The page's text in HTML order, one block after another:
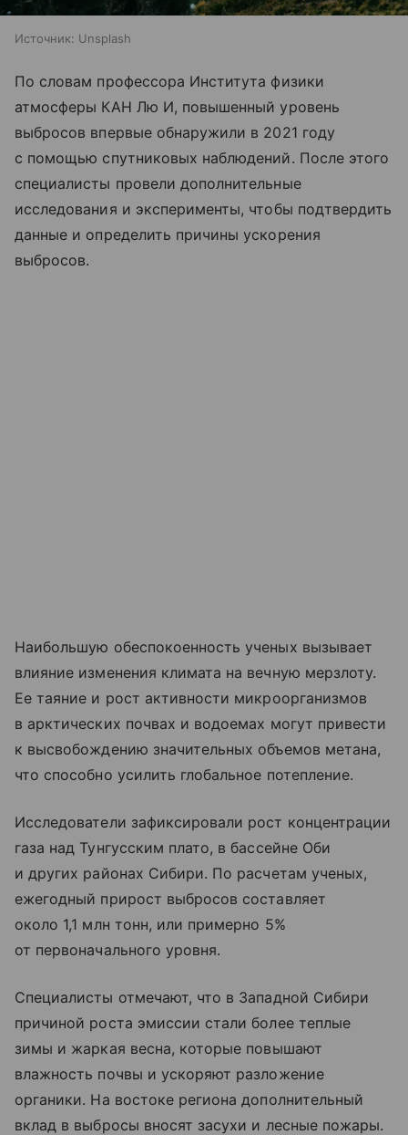
Источник: Unsplash
По словам профессора Института физики
атмосферы КАН Лю И, повышенный уровень
выбросов впервые обнаружили в 2021 году
с помощью спутниковых наблюдений. После этого
специалисты провели дополнительные
исследования и эксперименты, чтобы подтвердить
данные и определить причины ускорения
выбросов.
Наибольшую обеспокоенность ученых вызывает
влияние изменения климата на вечную мерзлоту.
Ее таяние и рост активности микроорганизмов
в арктических почвах и водоемах могут привести
к высвобождению значительных объемов метана,
что способно усилить глобальное потепление.
Исследователи зафиксировали рост концентрации
газа над Тунгусским плато, в бассейне Оби
и других районах Сибири. По расчетам ученых,
ежегодный прирост выбросов составляет
около 1,1 млн тонн, или примерно 5%
от первоначального уровня.
Специалисты отмечают, что в Западной Сибири
причиной роста эмиссии стали более теплые
зимы и жаркая весна, которые повышают
влажность почвы и ускоряют разложение
органики. На востоке региона дополнительный
вклад в выбросы вносят засухи и лесные пожары.